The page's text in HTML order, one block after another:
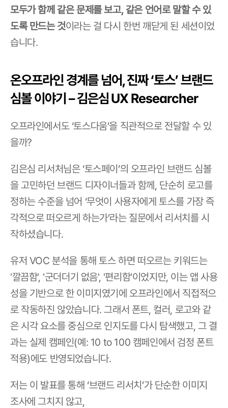
모두가 함께 같은 문제를 보고, 같은 언어로 말할 수 있
도록 만드는 것이라는 걸 다시 한번 깨닫게 된 세션이었
습니다.
온오프라인 경계를 넘어, 진짜 ‘토스’ 브랜드
심볼 이야기 – 김은심 UX Researcher
오프라인에서도 ‘토스다움’을 직관적으로 전달할 수 있
을까?
김은심 리서처님은 ‘토스페이’의 오프라인 브랜드 심볼
을 고민하던 브랜드 디자이너들과 함께, 단순히 로고를
정하는 수준을 넘어 ‘무엇이 사용자에게 토스를 가장 즉
각적으로 떠오르게 하는가’라는 질문에서 리서치를 시
작하셨습니다.
유저 VOC 분석을 통해 토스 하면 떠오르는 키워드는
'깔끔함', '군더더기 없음', '편리함'이었지만, 이는 앱 사용
성을 기반으로 한 이미지였기에 오프라인에서 직접적으
로 작동하진 않았습니다. 그래서 폰트, 컬러, 로고와 같
은 시각 요소를 중심으로 인지도를 다시 탐색했고, 그 결
과는 실제 캠페인(예: 10 to 100 캠페인에서 검정 폰트
적용)에도 반영되었습니다.
저는 이 발표를 통해 ‘브랜드 리서치’가 단순한 이미지
조사에 그치지 않고,